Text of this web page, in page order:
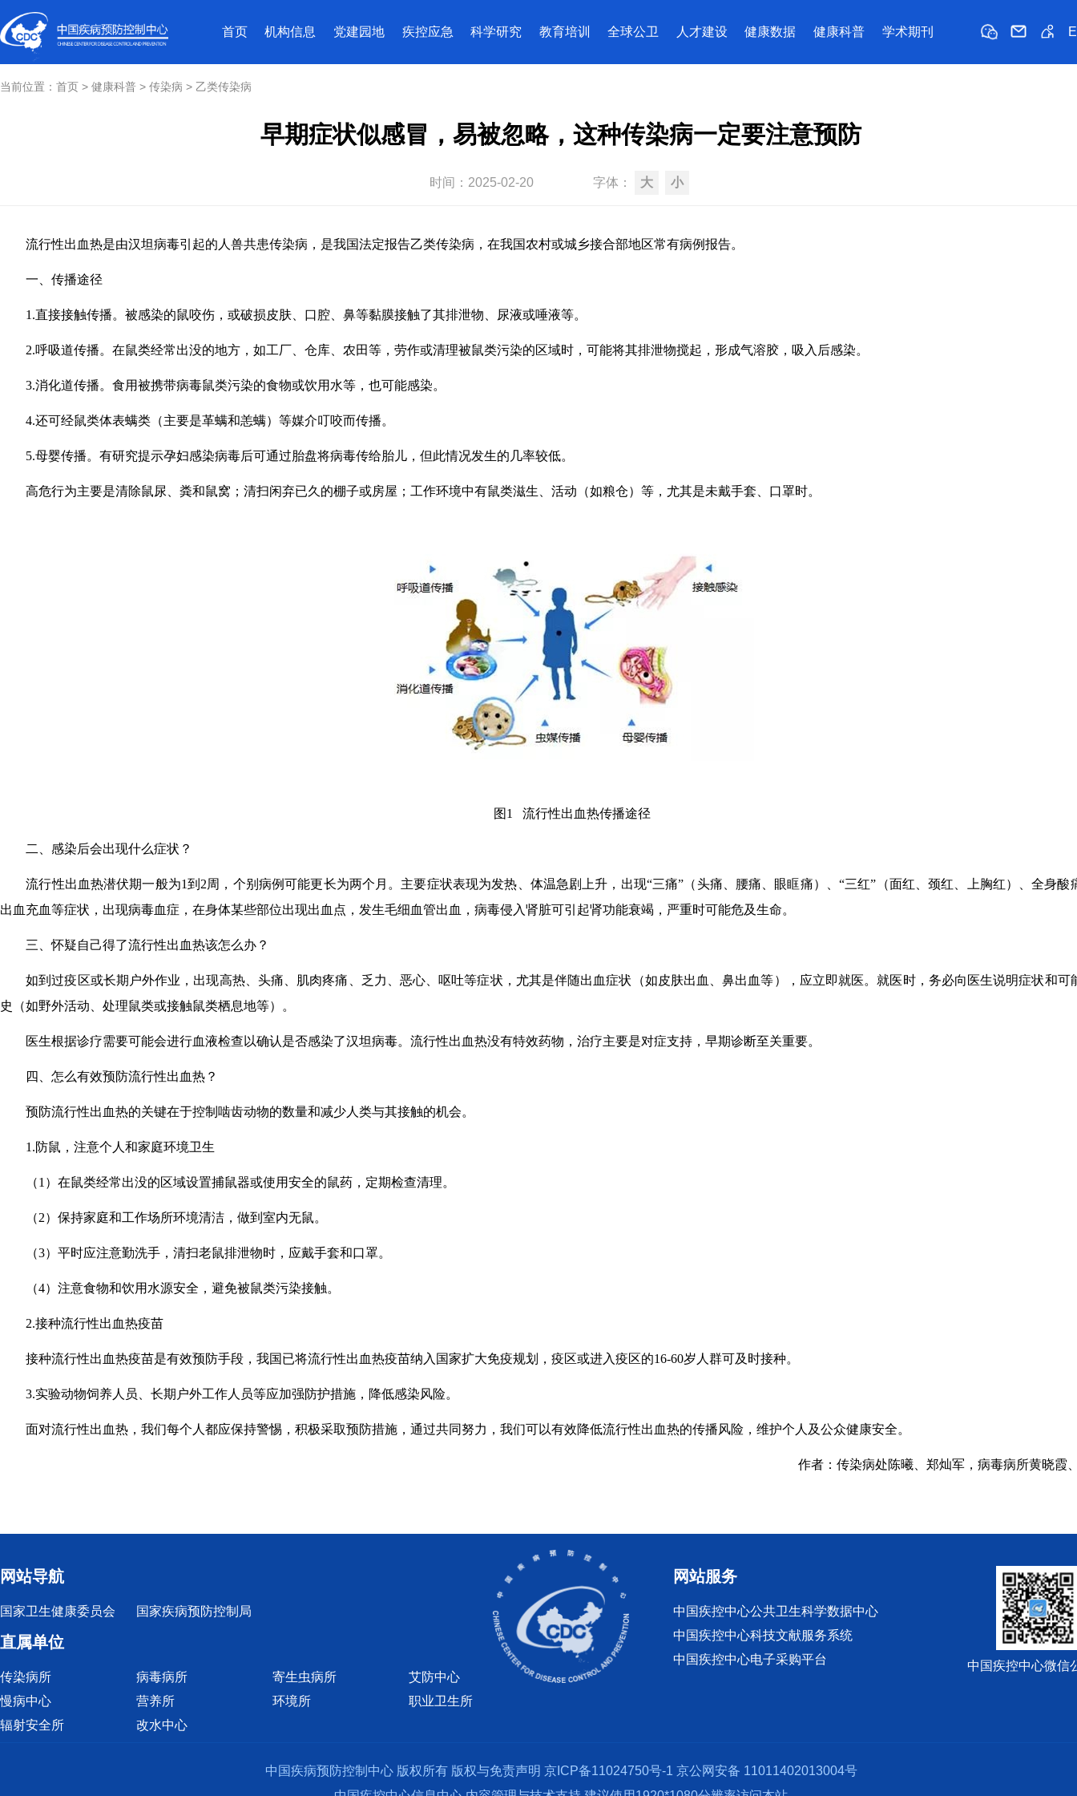
首页 机构信息 党建园地 疾控应急 科学研究 教育培训 全球公卫 人才建设 健康数据 健康科普 学术期刊
当前位置： 首页 > 健康科普 > 传染病 > 乙类传染病
早期症状似感冒，易被忽略，这种传染病一定要注意预防
时间： 2025-02-20 字体： 大 小
流行性出血热是由汉坦病毒引起的人兽共患传染病，是我国法定报告乙类传染病，在我国农村或城乡接合部地区常有病例报告。
一、传播途径
1.直接接触传播。被感染的鼠咬伤，或破损皮肤、口腔、鼻等黏膜接触了其排泄物、尿液或唾液等。
2.呼吸道传播。在鼠类经常出没的地方，如工厂、仓库、农田等，劳作或清理被鼠类污染的区域时，可能将其排泄物搅起，形成气溶胶，吸入后感染。
3.消化道传播。食用被携带病毒鼠类污染的食物或饮用水等，也可能感染。
4.还可经鼠类体表螨类（主要是革螨和恙螨）等媒介叮咬而传播。
5.母婴传播。有研究提示孕妇感染病毒后可通过胎盘将病毒传给胎儿，但此情况发生的几率较低。
高危行为主要是清除鼠尿、粪和鼠窝；清扫闲弃已久的棚子或房屋；工作环境中有鼠类滋生、活动（如粮仓）等，尤其是未戴手套、口罩时。
图1 流行性出血热传播途径
二、感染后会出现什么症状？
流行性出血热潜伏期一般为1到2周，个别病例可能更长为两个月。主要症状表现为发热、体温急剧上升，出现“三痛”（头痛、腰痛、眼眶痛）、“三红”（面红、颈红、上胸红）、全身酸
出血充血等症状，出现病毒血症，在身体某些部位出现出血点，发生毛细血管出血，病毒侵入肾脏可引起肾功能衰竭，严重时可能危及生命。
三、怀疑自己得了流行性出血热该怎么办？
如到过疫区或长期户外作业，出现高热、头痛、肌肉疼痛、乏力、恶心、呕吐等症状，尤其是伴随出血症状（如皮肤出血、鼻出血等），应立即就医。就医时，务必向医生说明症状和可
史（如野外活动、处理鼠类或接触鼠类栖息地等）。
医生根据诊疗需要可能会进行血液检查以确认是否感染了汉坦病毒。流行性出血热没有特效药物，治疗主要是对症支持，早期诊断至关重要。
四、怎么有效预防流行性出血热？
预防流行性出血热的关键在于控制啮齿动物的数量和减少人类与其接触的机会。
1.防鼠，注意个人和家庭环境卫生
（1）在鼠类经常出没的区域设置捕鼠器或使用安全的鼠药，定期检查清理。
（2） 保持家庭和工作场所环境清洁，做到室内无鼠。
（3） 平时应注意勤洗手，清扫老鼠排泄物时，应戴手套和口罩。
（4） 注意食物和饮用水源安全，避免被鼠类污染接触。
2.接种流行性出血热疫苗
接种流行性出血热疫苗是有效预防手段，我国已将流行性出血热疫苗纳入国家扩大免疫规划，疫区或进入疫区的16-60岁人群可及时接种。
3.实验动物饲养人员、长期户外工作人员等应加强防护措施，降低感染风险。
面对流行性出血热，我们每个人都应保持警惕，积极采取预防措施，通过共同努力，我们可以有效降低流行性出血热的传播风险，维护个人及公众健康安全。
作者：传染病处陈曦 郑灿军， 病毒病所黄晓霞
网站导航
国家卫生健康委员会 国家疾病预防控制局
直属单位
传染病所 病毒病所 寄生虫病所
艾防中心
慢病中心
营养所 环境所
职业卫生所
辐射安全所
改水中心
网站服务
中国疾控中心公共卫生科学数据中心
中国疾控中心科技文献服务系统
中国疾控中心电子采购平台
中国疾控中心微信
中国疾病预防控制中心 版权所有 版权与免责声明 京ICP备11024750号-1 京公网安备 11011402013004号